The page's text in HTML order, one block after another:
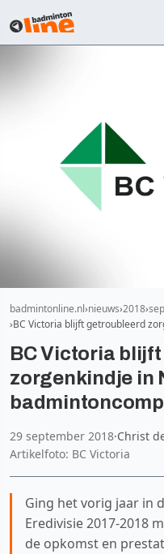
badmintonline.nl nieuws 2018
BC Victoria blijft getroubleerd
BC Victoria
zorgenkindje in
29 september 2018·Christ
Artikelfoto: BC Victoria
Ging het vorig jaar in
Eredivisie 2017-2018
de opkomst en